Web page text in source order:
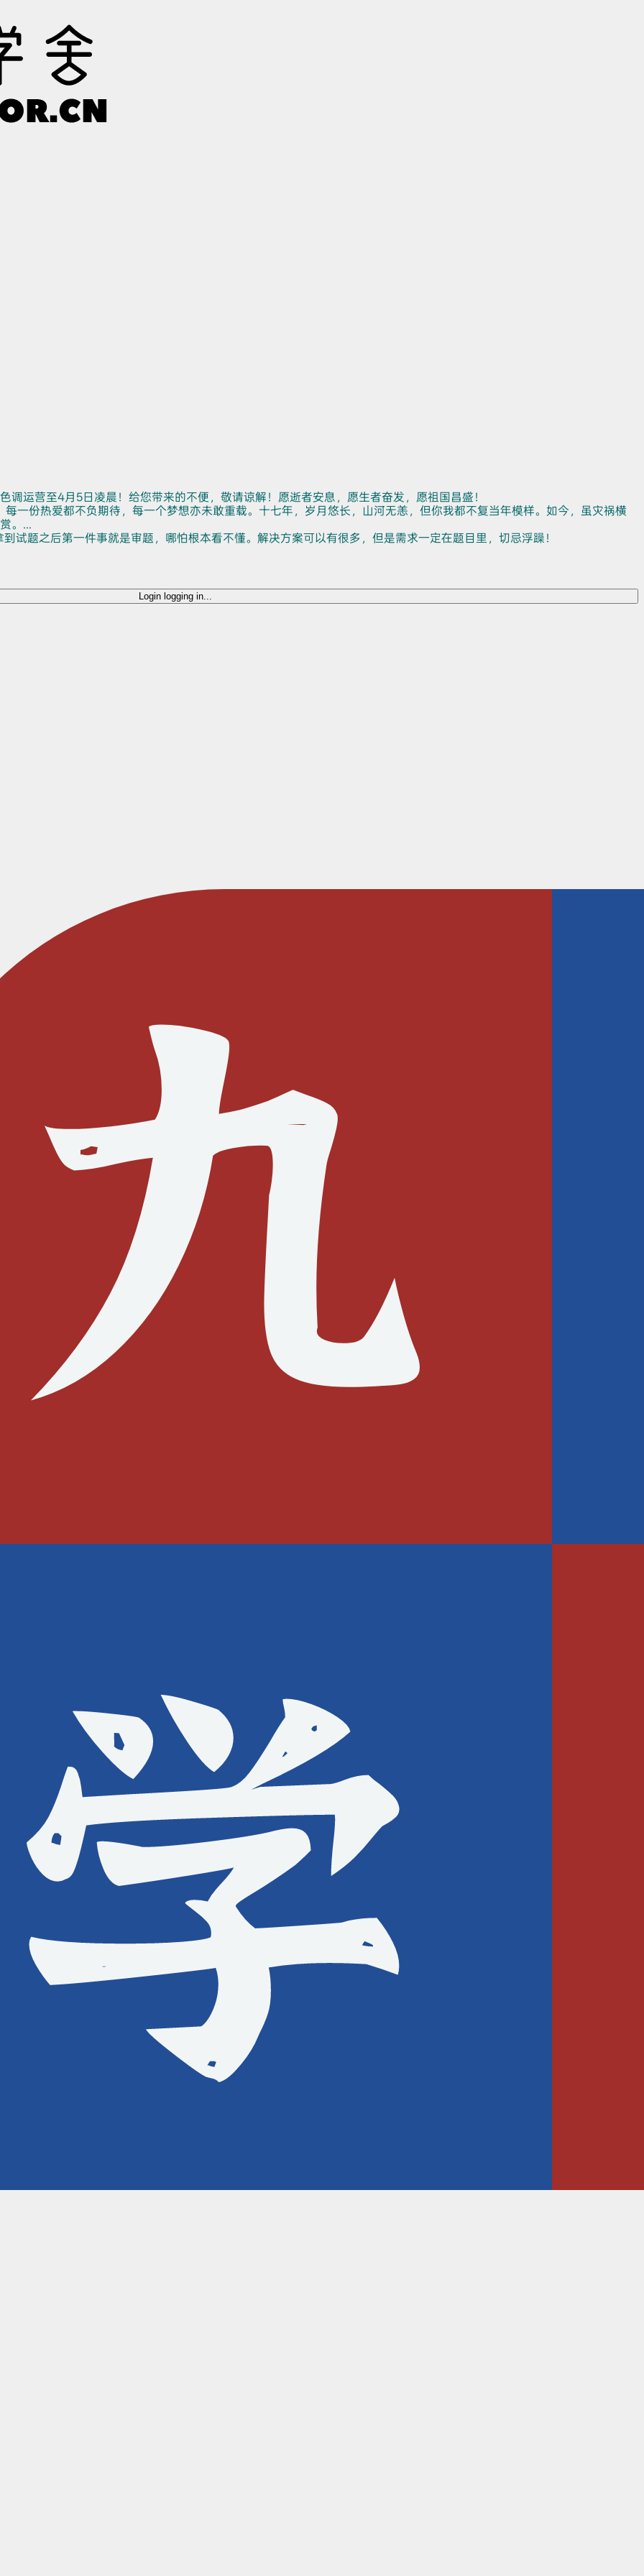
调运营至4月5日凌晨！给您带来的不便，敬请谅解！愿逝者安息，愿生者奋发，愿祖国昌盛！
一份热爱都不负期待，每一个梦想亦未敢重载。十七年，岁月悠长，山河无恙，但你我都不复当年模样。如今，虽灾祸横
。...
试题之后第一件事就是审题，哪怕根本看不懂。解决方案可以有很多，但是需求一定在题目里，切忌浮躁！
Login logging in...